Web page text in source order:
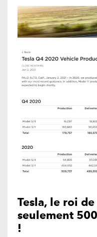
Tesla, le roi
seulement
!